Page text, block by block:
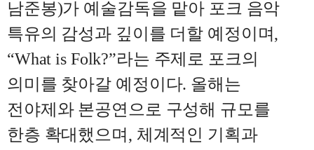
남준봉)가 예술감독을 맡아 포크 음악
특유의 감성과 깊이를 더할 예정이며,
“What is Folk?”라는 주제로 포크의
의미를 찾아갈 예정이다. 올해는
전야제와 본공연으로 구성해 규모를
한층 확대했으며 , 체계적인 기획과